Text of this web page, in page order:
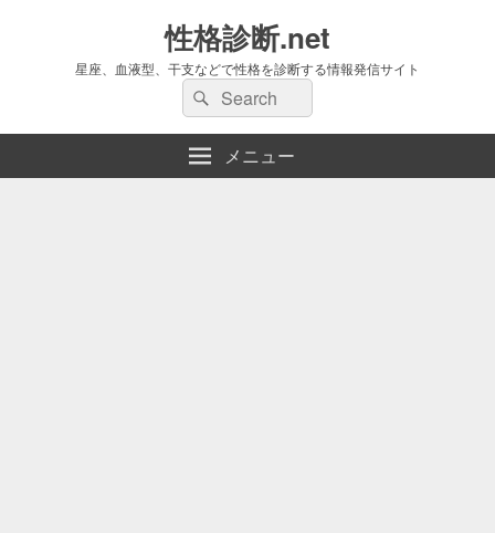
性格診断.net
星座、血液型、干支などで性格を診断する情報発信サイト
検
索:
検
索
メニュー